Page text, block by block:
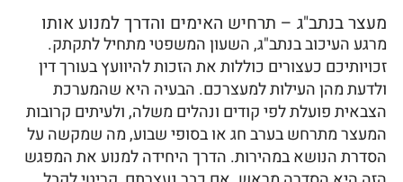
מעצר בנתב"ג – תרחיש האימים והדרך למנוע אותו
מרגע העיכוב בנתב"ג, השעון המשפטי מתחיל לתקתק.
זכויותיכם כעצורים כוללות את הזכות להיוועץ בעורך דין
ולדעת מהן העילות למעצרכם. הבעיה היא שהמערכת
הצבאית פועלת לפי קודים ונהלים משלה, ולעיתים קרובות
המעצר מתרחש בערב חג או בסופי שבוע, מה שמקשה על
הסדרת הנושא במהירות. הדרך היחידה למנוע את המפגש